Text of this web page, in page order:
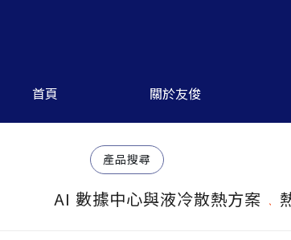
首頁 關於友俊
產品搜尋
AI 數據中心與液冷散熱方案